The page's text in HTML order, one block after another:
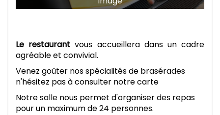
Le restaurant vous accueillera dans un cadre
agréable et convivial.
Venez goûter nos spécialités de brasérades
n'hésitez pas à consulter notre carte
Notre salle nous permet d'organiser des repas
pour un maximum de 24 personnes.